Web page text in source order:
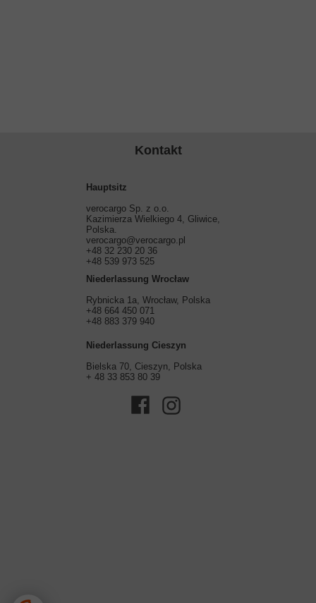
Niederlassung Cieszyn
Bielska 70, Cieszyn, Polska
+ 48 33 853 80 39
Niederlassung Wrocław
Rybnicka 1a, Wrocław, Polska
+48 664 450 071
+48 883 379 940
Hauptsitz
verocargo Sp. z o.o.
Kazimierza Wielkiego 4, Gliwice,
Polska.
verocargo@verocargo.pl
+48 32 230 20 36
+48 539 973 525
Kontakt